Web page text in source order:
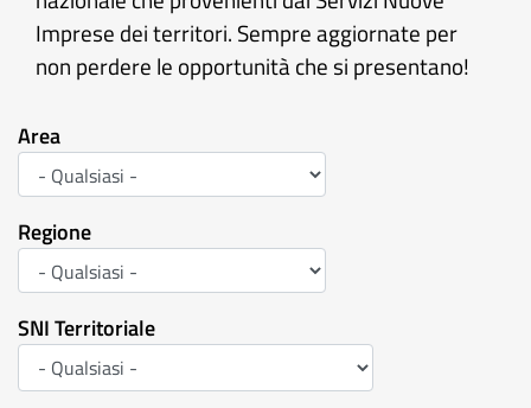
Imprese dei territori. Sempre aggiornate per
non perdere le opportunità che si presentano!
Area
Regione
SNI Territoriale